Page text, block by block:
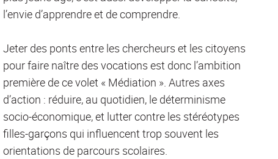
l’envie d’apprendre et de comprendre.
Jeter des ponts entre les chercheurs et les citoyens
pour faire naître des vocations est donc l’ambition
première de ce volet « Médiation ». Autres axes
d’action : réduire, au quotidien, le déterminisme
socio-économique, et lutter contre les stéréotypes
filles-garçons qui influencent trop souvent les
orientations de parcours scolaires.